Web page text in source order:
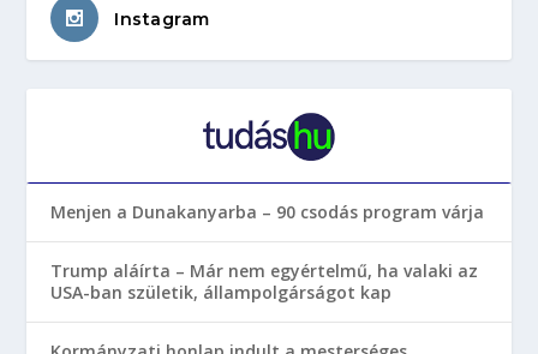
Instagram
Menjen a Dunakanyarba – 90 csodás program várja
Trump aláírta – Már nem egyértelmű, ha valaki az
USA-ban születik, állampolgárságot kap